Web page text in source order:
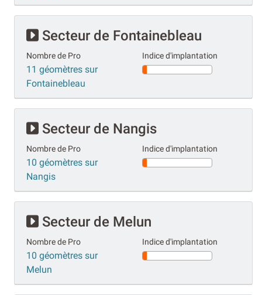
Secteur de Fontainebleau
Nombre de Pro
11 géomètres sur
Fontainebleau
Indice d'implantation
Secteur de Nangis
Nombre de Pro
10 géomètres sur
Nangis
Indice d'implantation
Secteur de Melun
Nombre de Pro
10 géomètres sur
Melun
Indice d'implantation